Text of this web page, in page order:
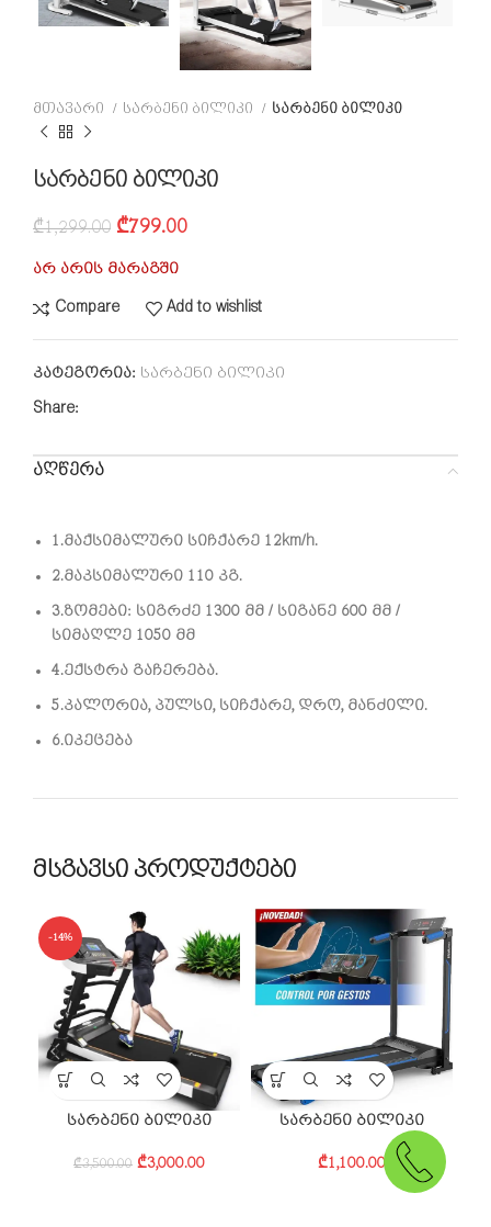
მთავარი სარბენი ბილიკი სარბენი ბილიკი
სარბენი ბილიკი
₾1,299.00 ₾799.00
არ არის მარაგში
Compare Add to wishlist
კატეგორია: სარბენი ბილიკი
Share:
აღწერა
1.მაქსიმალური სიჩქარე 12km/h.
2.მაკსიმალური 110 კგ.
3.ზომები: სიგრძე 1300 მმ / სიგანე 600 მმ /
სიმაღლე 1050 მმ
4.ექსტრა გაჩერება.
5.კალორია, პულსი, სიჩქარე, დრო, მანძილი.
6.იკეცება
მსგავსი პროდუქტები
-14%
სარბენი ბილიკი
₾3,500.00 ₾3,000.00
სარბენი ბილიკი
₾1,100.00